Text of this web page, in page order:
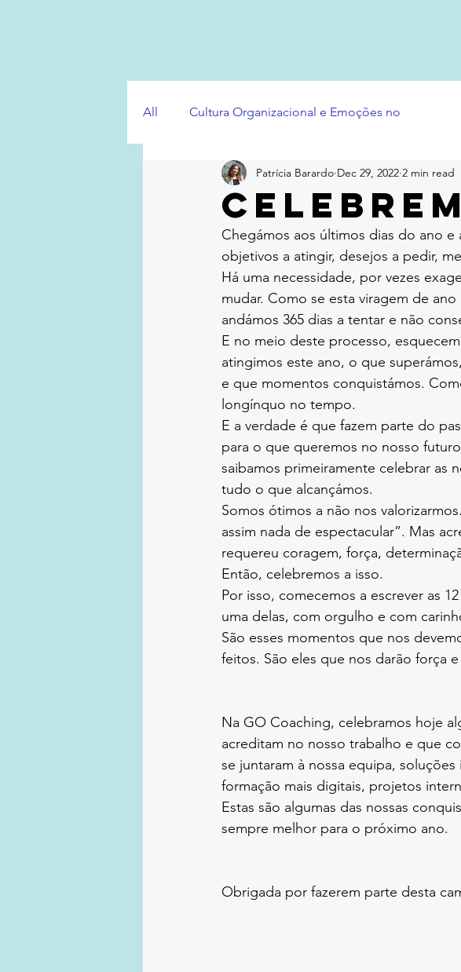
All Cultura Organizacional e Emoções no
Patrícia Barardo Dec 29, 2022 2 min read
Chegámos aos últimos dias do ano
objetivos a atingir, desejos a pedir,
Há uma necessidade, por vezes
mudar. Como se esta viragem de
andámos 365 dias a tentar e não
E no meio deste processo,
atingimos este ano, o que
e que momentos conquistámos.
longínquo no tempo.
E a verdade é que fazem parte do
para o que queremos no nosso
saibamos primeiramente celebrar as
tudo o que alcançámos.
Somos ótimos a não nos
assim nada de espectacular”. Mas
requereu coragem, força,
Então, celebremos a isso.
Por isso, comecemos a escrever as
uma delas, com orgulho e com
São esses momentos que nos
feitos. São eles que nos darão força
Na GO Coaching, celebramos hoje
acreditam no nosso trabalho e que
se juntaram à nossa equipa,
formação mais digitais, projetos
Estas são algumas das nossas
sempre melhor para o próximo ano.
Obrigada por fazerem parte desta